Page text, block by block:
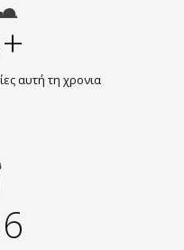
αυτή τη χρονια